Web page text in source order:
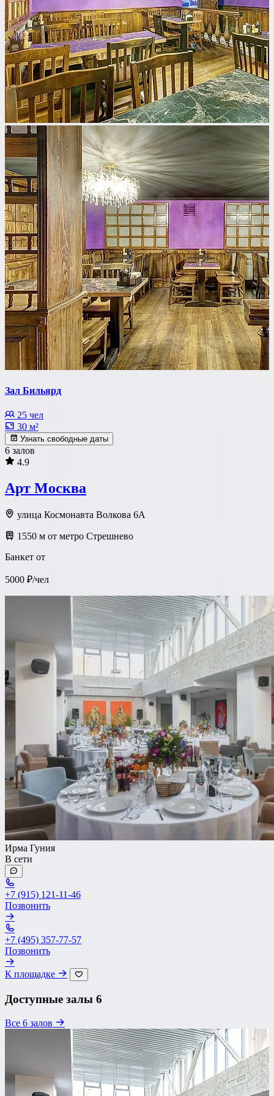
Зал Бильярд
25 чел
30 м²
Узнать свободные даты
6 залов
4.9
Арт Москва
улица Космонавта Волкова 6А
1550 м от метро Стрешнево
Банкет от
5000 ₽/чел
Ирма Гуния
В сети
+7 (915) 121-11-46
Позвонить
+7 (495) 357-77-57
Позвонить
К площадке
Доступные залы 6
Все 6 залов